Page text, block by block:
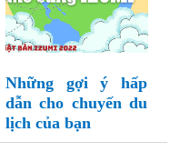
Những gợi ý hấp
dẫn cho chuyến du
lịch của bạn